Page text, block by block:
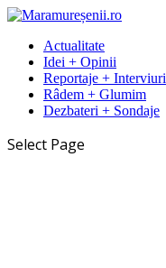
Actualitate
Idei + Opinii
Reportaje + Interviuri
Râdem + Glumim
Dezbateri + Sondaje
Select Page